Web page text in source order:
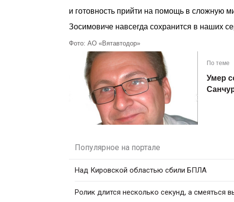
и готовность прийти на помощь в сложную
Зосимовиче навсегда сохранится в наших
Фото: АО «Вятавтодор»
По теме
Умер
Популярное на портале
Над Кировской областью сбили БПЛА
Ролик длится несколько секунд, а смеяться